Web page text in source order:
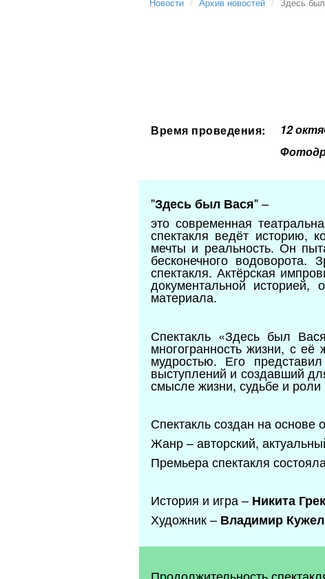
Время проведения:
12
"Здесь был Вася" –
это современная
спектакля ведёт историю,
мечты и реальность. Он
бесконечного
спектакля. Актёрская
документальной
материала.
Спектакль «Здесь был
многогранность жизни, с
мудростью. Его
выступлений и создавший
смысле жизни, судьбе и роли
Спектакль создан на основе
Жанр – авторский,
Премьера спектакля
История и игра – Никита
Художник – Владимир